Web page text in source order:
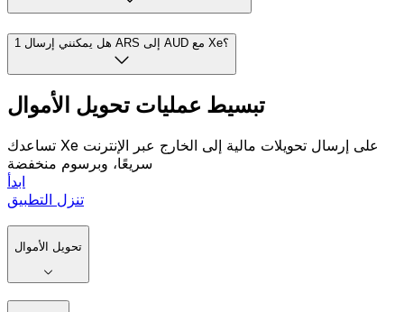
هل يمكنني إرسال 1 ARS إلى AUD مع Xe؟
تبسيط عمليات تحويل الأموال
تساعدك Xe على إرسال تحويلات مالية إلى الخارج عبر الإنترنت
سريعًا، وبرسوم منخفضة
ابدأ
تنزل التطبيق
تحويل الأموال